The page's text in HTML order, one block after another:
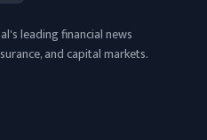
leading financial news
and capital markets.